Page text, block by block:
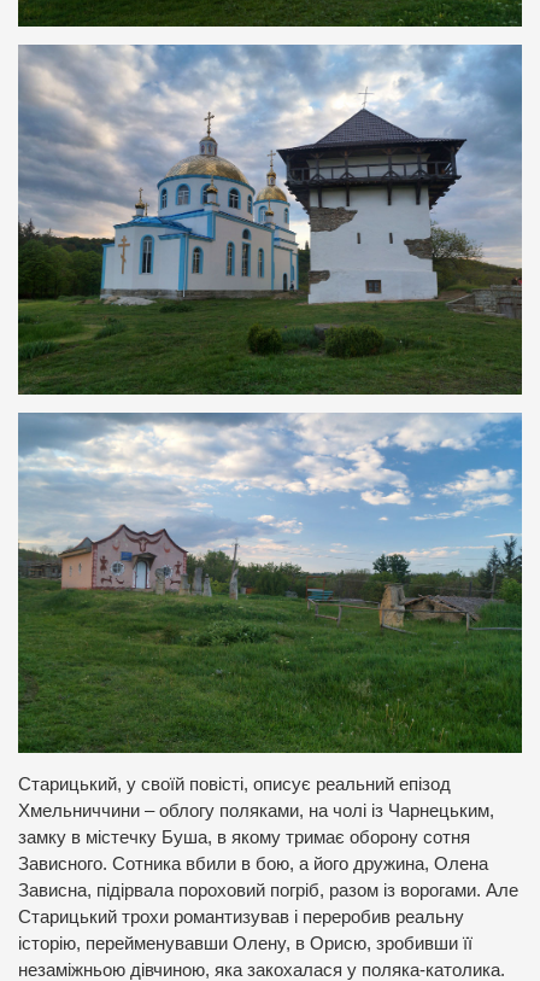
Старицький, у своїй повісті, описує реальний епізод
Хмельниччини – облогу поляками, на чолі із Чарнецьким,
замку в містечку Буша, в якому тримає оборону сотня
Зависного. Сотника вбили в бою, а його дружина, Олена
Зависна, підірвала пороховий погріб, разом із ворогами. Але
Старицький трохи романтизував і переробив реальну
історію, перейменувавши Олену, в Орисю, зробивши її
незаміжньою дівчиною, яка закохалася у поляка-католика.